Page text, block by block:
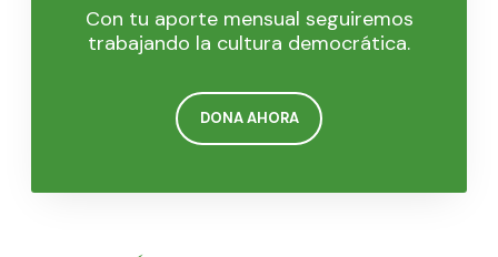
Con tu aporte mensual seguiremos
trabajando la cultura democrática.
DONA AHORA